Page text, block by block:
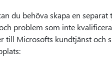
du behöva skapa en separat
problem som inte
Microsofts kundtjänst och